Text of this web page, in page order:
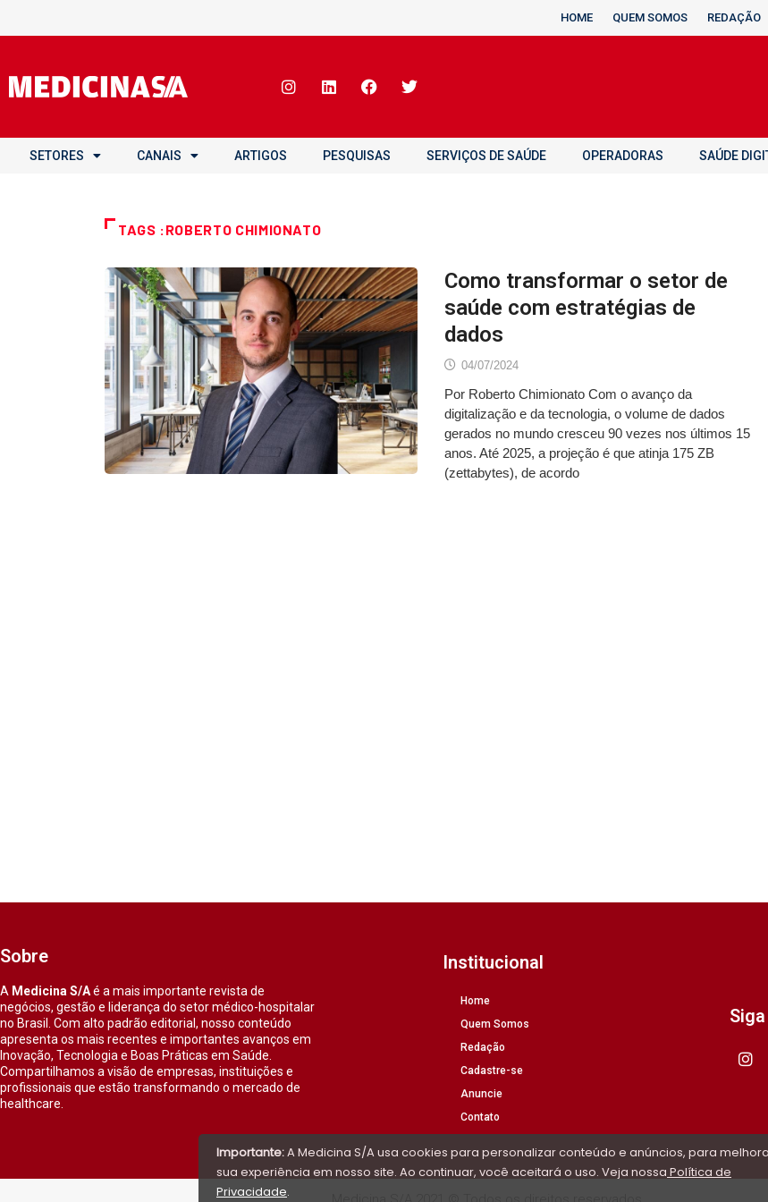
HOME QUEM SOMOS REDAÇÃO
SETORES CANAIS ARTIGOS PESQUISAS SERVIÇOS DE SAÚDE OPERADORAS SAÚDE
TAGS :ROBERTO CHIMIONATO
Como transformar o setor de
saúde com estratégias de
dados
04/07/2024
Por Roberto Chimionato Com o avanço da
digitalização e da tecnologia, o volume de dados
gerados no mundo cresceu 90 vezes nos últimos 15
anos. Até 2025, a projeção é que atinja 175 ZB
(zettabytes), de acordo
Sobre
A Medicina S/Aé a mais importante revista de
negócios, gestão e liderança do setor médico-hospitalar
no Brasil. Com alto padrão editorial, nosso conteúdo
apresenta os mais recentes e importantes avanços em
Inovação, Tecnologia e Boas Práticas em Saúde.
Compartilhamos a visão de empresas, instituições e
profissionais que estão transformando o mercado de
healthcare.
Institucional
Home
Quem Somos
Redação
Cadastre-se
Anuncie
Contato
Importante:A Medicina S/A usa cookies para personalizar conteúdo e anúncios, para
sua experiência em nosso site. Ao continuar, você aceitará o uso. Veja nossa Política de
Privacidade.